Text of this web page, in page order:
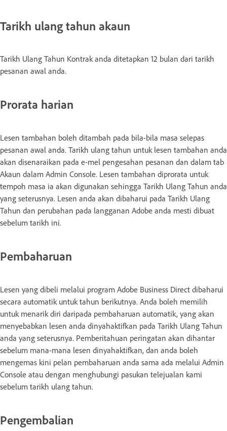
Tarikh ulang tahun akaun
Tarikh Ulang Tahun Kontrak anda ditetapkan 12 bulan dari tarikh
pesanan awal anda.
Prorata harian
Lesen tambahan boleh ditambah pada bila-bila masa selepas
pesanan awal anda. Tarikh ulang tahun untuk lesen tambahan anda
akan disenaraikan pada e-mel pengesahan pesanan dan dalam tab
Akaun dalam Admin Console. Lesen tambahan diprorata untuk
tempoh masa ia akan digunakan sehingga Tarikh Ulang Tahun anda
yang seterusnya. Lesen anda akan dibaharui pada Tarikh Ulang
Tahun dan perubahan pada langganan Adobe anda mesti dibuat
sebelum tarikh ini.
Pembaharuan
Lesen yang dibeli melalui program Adobe Business Direct dibaharui
secara automatik untuk tahun berikutnya. Anda boleh memilih
untuk menarik diri daripada pembaharuan automatik, yang akan
menyebabkan lesen anda dinyahaktifkan pada Tarikh Ulang Tahun
anda yang seterusnya. Pemberitahuan peringatan akan dihantar
sebelum mana-mana lesen dinyahaktifkan, dan anda boleh
mengemas kini pelan pembaharuan anda sama ada melalui Admin
Console atau dengan menghubungi pasukan telejualan kami
sebelum tarikh ulang tahun.
Pengembalian